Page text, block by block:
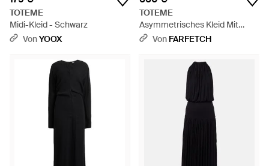
TOTEME
Midi-Kleid - Schwarz
VonYOOX
TOTEME
Asymmetrisches Kleid Mit
Falten - Schwarz
Von FARFETCH